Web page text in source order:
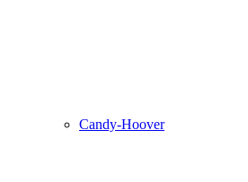
Candy-Hoover